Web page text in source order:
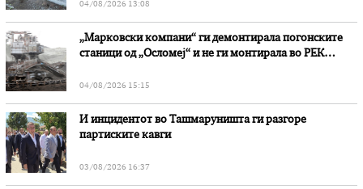
04/08/2026 13:08
„Марковски компани“ ги демонтирала погонските
станици од „Осломеј“ и не ги монтирала во РЕК
04/08/2026 15:15
И инцидентот во Ташмаруништa ги разгоре
партиските кавги
03/08/2026 16:37